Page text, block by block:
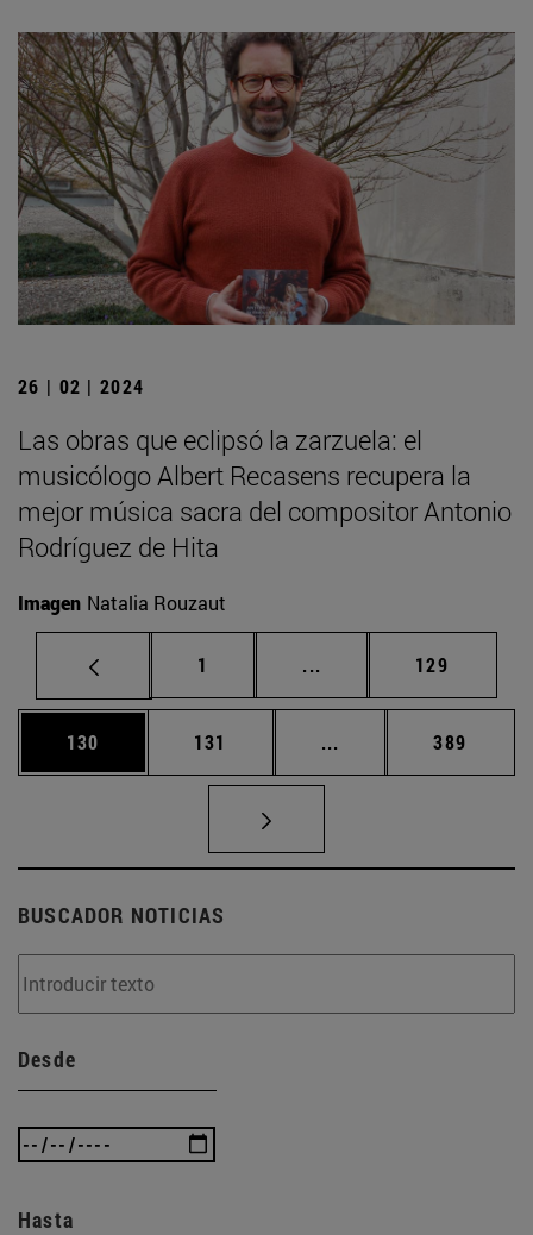
26 | 02 | 2024
Las obras que eclipsó la zarzuela: el
musicólogo Albert Recasens recupera la
mejor música sacra del compositor Antonio
Rodríguez de Hita
Imagen Natalia Rouzaut
Página
1 ... Páginas intermedias
Página
129
Página
130 Página
131 ... Páginas intermedias
Página
389
BUSCADOR NOTICIAS
Desde
Hasta